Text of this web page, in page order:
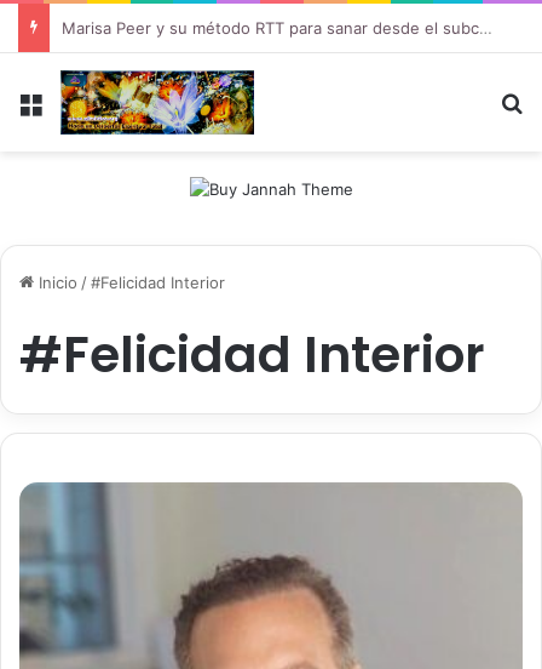
Marisa Peer y su método RTT para sanar desde el subconsciente
Menú
Inicio /#Felicidad Interior
#Felicidad Interior